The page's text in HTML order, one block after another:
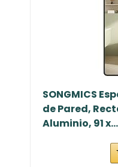
SONGMICS
de Pared,
Aluminio, 91 x...